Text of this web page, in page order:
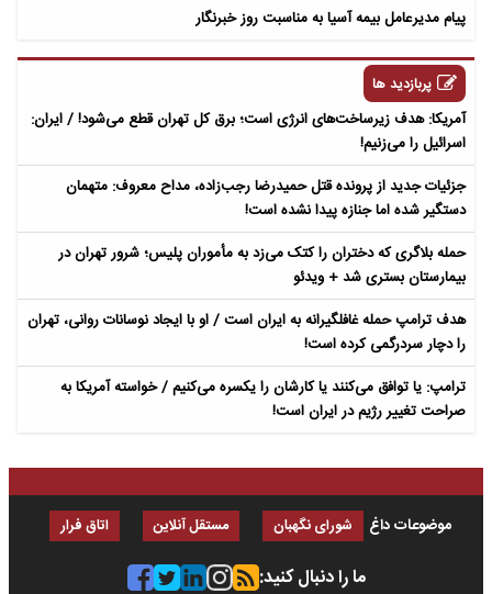
پیام مدیرعامل بیمه آسیا به مناسبت روز خبرنگار
پربازدید ها
آمریکا: هدف زیرساخت‌های انرژی است؛ برق کل تهران قطع می‌شود! / ایران:
اسرائیل را می‌زنیم!
جزئیات جدید از پرونده قتل حمیدرضا رجب‌زاده، مداح معروف: متهمان
دستگیر شده اما جنازه پیدا نشده است!
حمله بلاگری که دختران را کتک می‌زد به مأموران پلیس؛ شرور تهران در
بیمارستان بستری شد + ویدئو
هدف ترامپ حمله غافلگیرانه به ایران است / او با ایجاد نوسانات روانی، تهران
را دچار سردرگمی کرده است!
ترامپ: یا توافق می‌کنند یا کارشان را یکسره می‌کنیم / خواسته آمریکا به
صراحت تغییر رژیم در ایران است!
موضوعات داغ شورای نگهبان مستقل آنلاین اتاق فرار
ما را دنبال کنید: